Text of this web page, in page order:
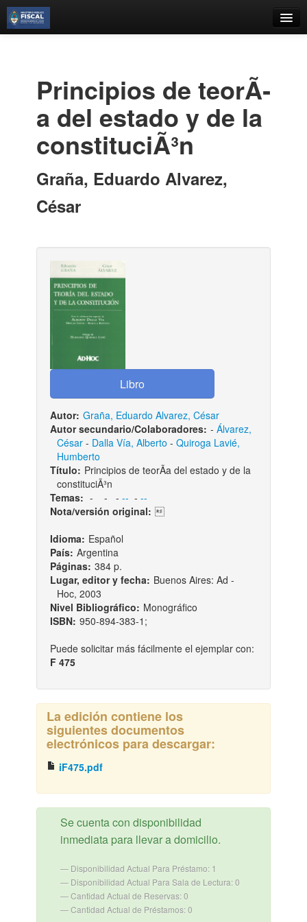
Estantes Virtuales
Contacto
Iniciar sesión
Principios de teorÃ­
a del estado y de la
constituciÃ³n
Graña, Eduardo Alvarez,
César
Autor: Graña, Eduardo Alvarez, César
Autor secundario/Colaboradores: - Álvarez,
César- Dalla Vía, Alberto - Quiroga Lavié,
Humberto
Título: Principios de teorÃ­a del estado y de la
constituciÃ³n
Temas: - - - -- - --
Nota/versión original:
Idioma: Español
País: Argentina
Páginas: 384 p.
Lugar, editor y fecha: Buenos Aires: Ad -
Hoc, 2003
Nivel Bibliográfico: Monográfico
ISBN: 950-894-383-1;
Puede solicitar más fácilmente el ejemplar con:
F 475
La edición contiene los
siguientes documentos
electrónicos para descargar:
iF475.pdf
Se cuenta con disponibilidad
inmediata para llevar a domicilio.
Disponibilidad Actual Para Préstamo: 1
Disponibilidad Actual Para Sala de Lectura: 0
Cantidad Actual de Reservas: 0
Cantidad Actual de Préstamos: 0